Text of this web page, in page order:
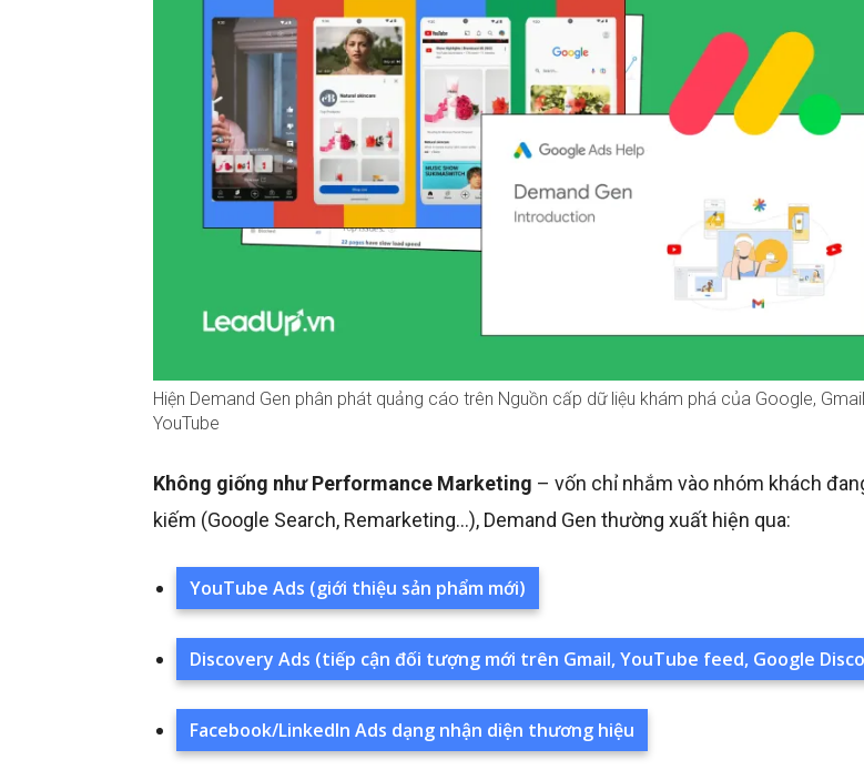
Hiện Demand Gen phân phát quảng cáo trên Nguồn cấp dữ liệu khám phá của Google,
YouTube
Không giống như Performance Marketing – vốn chỉ nhắm vào nhóm khách
kiếm (Google Search, Remarketing…), Demand Gen thường xuất hiện qua:
YouTube Ads (giới thiệu sản phẩm mới)
Discovery Ads (tiếp cận đối tượng mới trên Gmail, YouTube feed, Google
Facebook/LinkedIn Ads dạng nhận diện thương hiệu